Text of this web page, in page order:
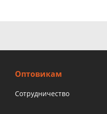
Оптовикам
Сотрудничество